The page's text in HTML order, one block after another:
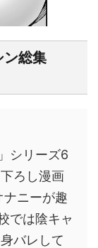
ン総集
シリーズ6
ろし漫画
ナニーが趣
では陰キャ
バレして